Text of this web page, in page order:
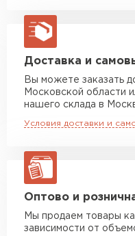
Машина до 20 тн до
макс. длина груза
Манипулятор до 5
Манипулятор до 10
макс. длина груза 8 м
макс. длина груза
Доставка и
Вы можете заказать
Московской области
нашего склада в
Условия доставки и
Оптово и
Мы продаем товары
зависимости от